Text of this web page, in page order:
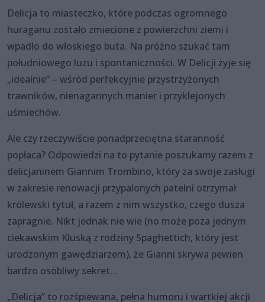
Delicja to miasteczko, które podczas ogromnego
huraganu zostało zmiecione z powierzchni ziemi i
wpadło do włoskiego buta. Na próżno szukać tam
południowego luzu i spontaniczności. W Delicji żyje się
„idealnie” – wśród perfekcyjnie przystrzyżonych
trawników, nienagannych manier i przyklejonych
uśmiechów.
Ale czy rzeczywiście ponadprzeciętna staranność
popłaca? Odpowiedzi na to pytanie poszukamy razem z
delicjaninem Giannim Trombino, który za swoje zasługi
w zakresie renowacji przypalonych patelni otrzymał
królewski tytuł, a razem z nim wszystko, czego dusza
zapragnie. Nikt jednak nie wie (no może poza jednym
ciekawskim Kluską z rodziny Spaghettich, który jest
urodzonym gawędziarzem), że Gianni skrywa pewien
bardzo osobliwy sekret…
„Delicja” to rozśpiewana, pełna humoru i wartkiej akcji